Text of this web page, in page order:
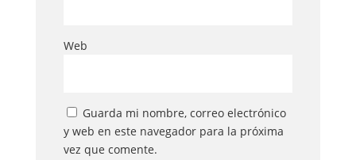
Web
Guarda mi nombre, correo electrónico
y web en este navegador para la próxima
vez que comente.